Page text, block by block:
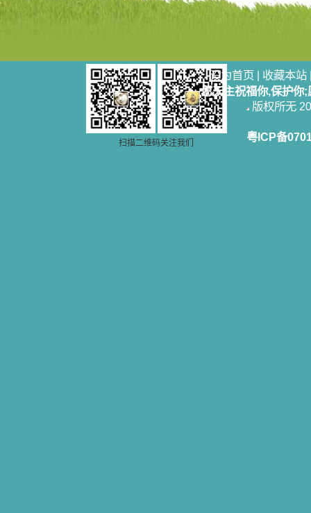
扫描二维码关注我们
设为首页 | 收藏本站
愿天主祝福你,保护你
版权所无
粤ICP备